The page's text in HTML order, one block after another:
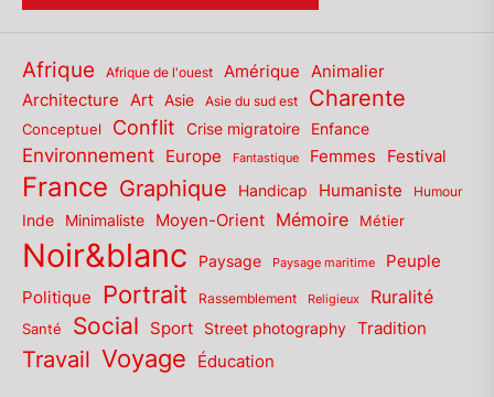
Afrique Afrique de l'ouest Amérique Animalier
Architecture
Art Asie Asie du sud est Charente
Conceptuel Conflit Crise migratoire Enfance
Environnement Europe Fantastique Femmes Festival
France Graphique Handicap Humaniste Humour
Inde Minimaliste Moyen-Orient Mémoire Métier
Noir&blanc Paysage Paysage maritime Peuple
Politique Portrait Rassemblement Religieux Ruralité
Santé Social Sport Street photography Tradition
Travail Voyage Éducation